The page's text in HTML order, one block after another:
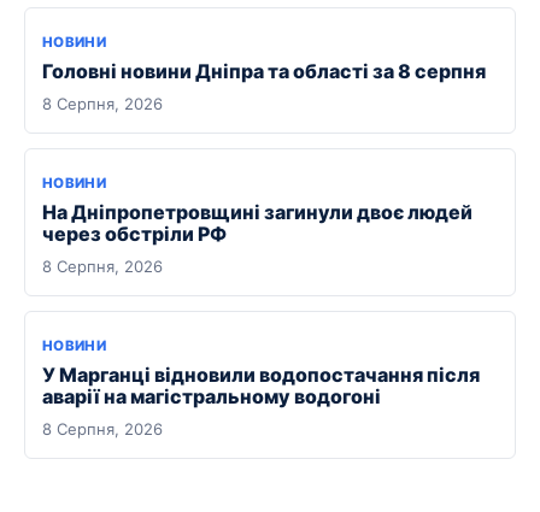
НОВИНИ
Головні новини Дніпра та області за 8 серпня
8 Серпня, 2026
НОВИНИ
На Дніпропетровщині загинули двоє людей
через обстріли РФ
8 Серпня, 2026
НОВИНИ
У Марганці відновили водопостачання після
аварії на магістральному водогоні
8 Серпня, 2026